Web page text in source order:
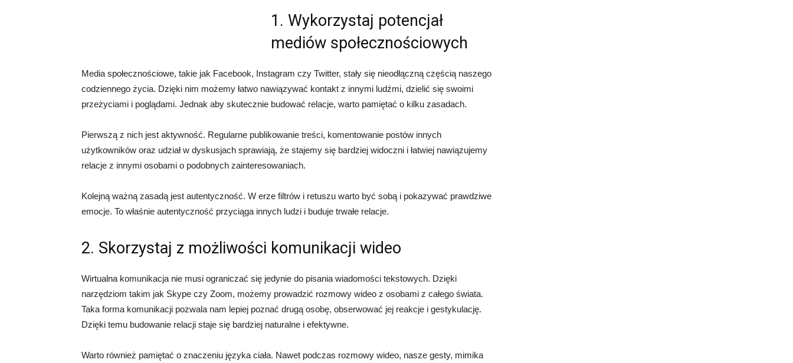
1. Wykorzystaj potencjał
mediów społecznościowych
Media społecznościowe, takie jak Facebook, Instagram czy Twitter, stały się nieodłączną częścią naszego
codziennego życia. Dzięki nim możemy łatwo nawiązywać kontakt z innymi ludźmi, dzielić się swoimi
przeżyciami i poglądami. Jednak aby skutecznie budować relacje, warto pamiętać o kilku zasadach.
Pierwszą z nich jest aktywność. Regularne publikowanie treści, komentowanie postów innych
użytkowników oraz udział w dyskusjach sprawiają, że stajemy się bardziej widoczni i łatwiej nawiązujemy
relacje z innymi osobami o podobnych zainteresowaniach.
Kolejną ważną zasadą jest autentyczność. W erze filtrów i retuszu warto być sobą i pokazywać prawdziwe
emocje. To właśnie autentyczność przyciąga innych ludzi i buduje trwałe relacje.
2. Skorzystaj z możliwości komunikacji wideo
Wirtualna komunikacja nie musi ograniczać się jedynie do pisania wiadomości tekstowych. Dzięki
narzędziom takim jak Skype czy Zoom, możemy prowadzić rozmowy wideo z osobami z całego świata.
Taka forma komunikacji pozwala nam lepiej poznać drugą osobę, obserwować jej reakcje i gestykulację.
Dzięki temu budowanie relacji staje się bardziej naturalne i efektywne.
Warto również pamiętać o znaczeniu języka ciała. Nawet podczas rozmowy wideo, nasze gesty, mimika